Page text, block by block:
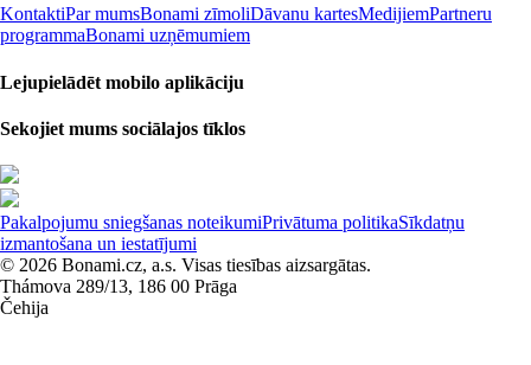
KontaktiPar mumsBonami zīmoliDāvanu kartesMedijiemPartneru
programmaBonami uzņēmumiem
Lejupielādēt mobilo aplikāciju
Sekojiet mums sociālajos tīklos
Pakalpojumu sniegšanas noteikumiPrivātuma politikaSīkdatņu
izmantošana un iestatījumi
© 2026 Bonami.cz, a.s. Visas tiesības aizsargātas.
Thámova 289/13, 186 00 Prāga
Čehija